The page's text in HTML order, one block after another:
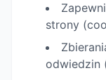
strony
odwiedzin